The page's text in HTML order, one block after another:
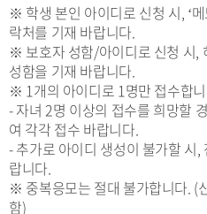
※ 학생 본인 아이디로 신청 시, ‘
락처를 기재 바랍니다.
※ 보호자 성함/아이디로 신청 시,
성함을 기재 바랍니다.
※ 1개의 아이디로 1명만 접수합니
- 자녀 2명 이상의 접수를 희망할
여 각각 접수 바랍니다.
- 추가로 아이디 생성이 불가할 시
랍니다.
※ 중복응모는 절대 불가합니다. (
함)